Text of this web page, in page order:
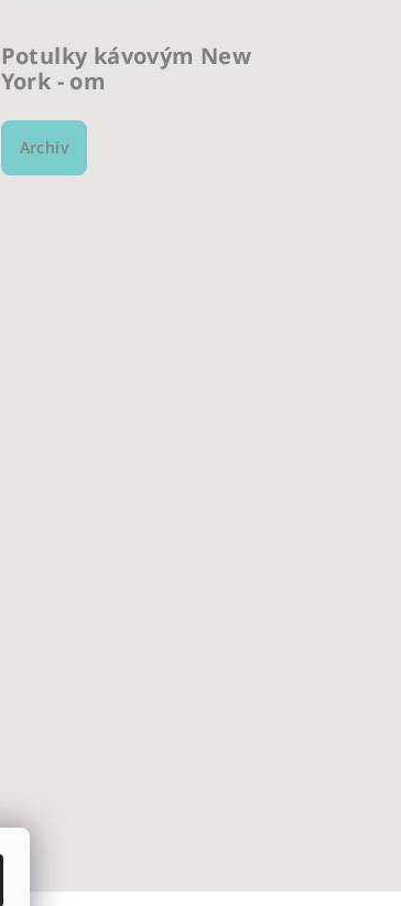
Potulky kávovým New
York - om
Archív